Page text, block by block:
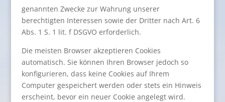
genannten Zwecke zur Wahrung unserer
berechtigten Interessen sowie der Dritter nach Art. 6
Abs. 1 S. 1 lit. f DSGVO erforderlich.
Die meisten Browser akzeptieren Cookies
automatisch. Sie können Ihren Browser jedoch so
konfigurieren, dass keine Cookies auf Ihrem
Computer gespeichert werden oder stets ein Hinweis
erscheint, bevor ein neuer Cookie angelegt wird.